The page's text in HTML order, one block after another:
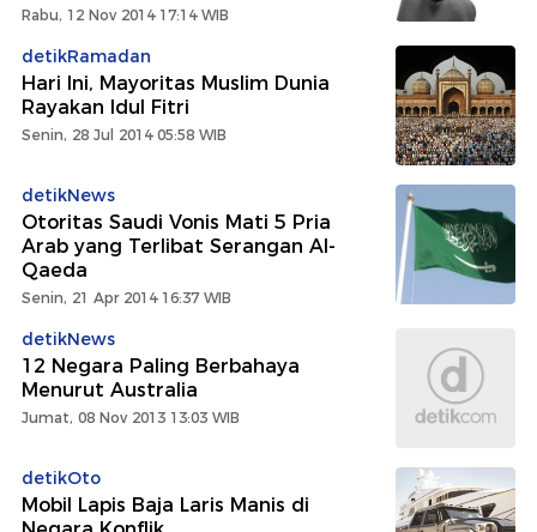
Rabu, 12 Nov 2014 17:14 WIB
detikRamadan
Hari Ini, Mayoritas Muslim Dunia
Rayakan Idul Fitri
Senin, 28 Jul 2014 05:58 WIB
detikNews
Otoritas Saudi Vonis Mati 5 Pria
Arab yang Terlibat Serangan Al-
Qaeda
Senin, 21 Apr 2014 16:37 WIB
detikNews
12 Negara Paling Berbahaya
Menurut Australia
Jumat, 08 Nov 2013 13:03 WIB
detikOto
Mobil Lapis Baja Laris Manis di